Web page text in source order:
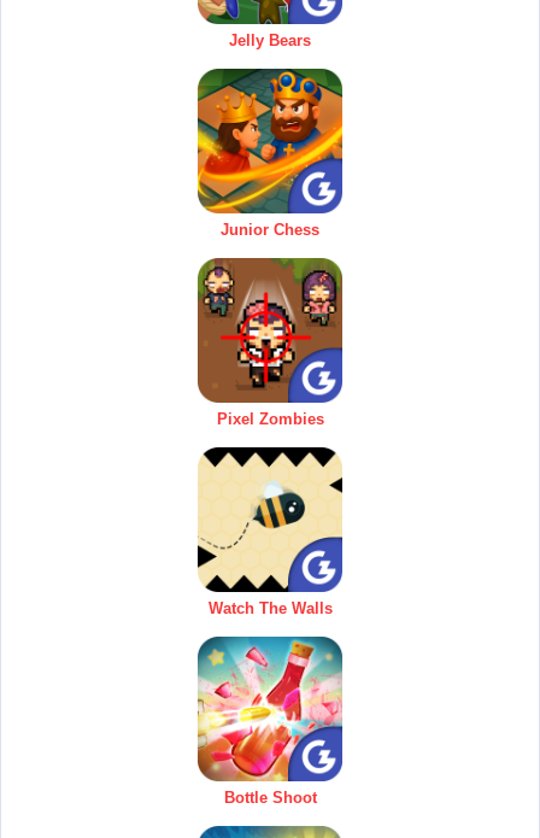
Jelly Bears
Junior Chess
Pixel Zombies
Watch The Walls
Bottle Shoot